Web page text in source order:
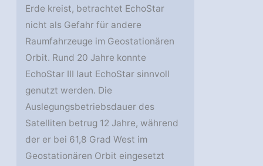
Erde kreist, betrachtet EchoStar
nicht als Gefahr für andere
Raumfahrzeuge im Geostationären
Orbit. Rund 20 Jahre konnte
EchoStar III laut EchoStar sinnvoll
genutzt werden. Die
Auslegungsbetriebsdauer des
Satelliten betrug 12 Jahre, während
der er bei 61,8 Grad West im
Geostationären Orbit eingesetzt